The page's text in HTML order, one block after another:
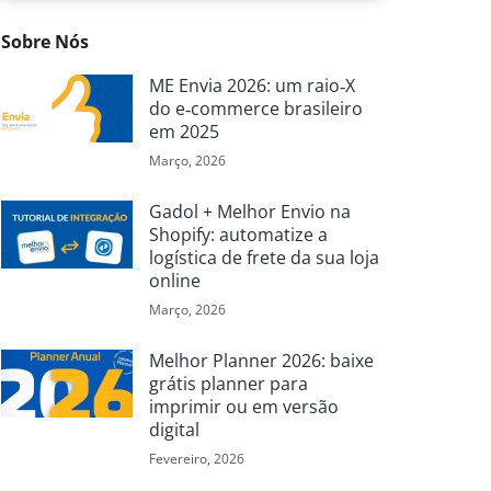
Sobre Nós
ME Envia 2026: um raio‑X
do e‑commerce brasileiro
em 2025
Março, 2026
Gadol + Melhor Envio na
Shopify: automatize a
logística de frete da sua loja
online
Março, 2026
Melhor Planner 2026: baixe
grátis planner para
imprimir ou em versão
digital
Fevereiro, 2026